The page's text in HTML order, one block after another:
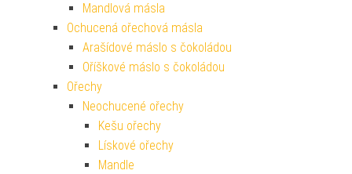
Mandlová másla
Ochucená ořechová másla
Arašídové máslo s čokoládou
Oříškové máslo s čokoládou
Ořechy
Neochucené ořechy
Kešu ořechy
Lískové ořechy
Mandle